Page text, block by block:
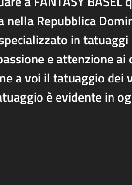
Repubblica
in
e attenzione ai
a voi il tatuaggio dei
è evidente in